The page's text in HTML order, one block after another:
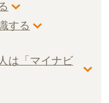
する
は「マイナビ